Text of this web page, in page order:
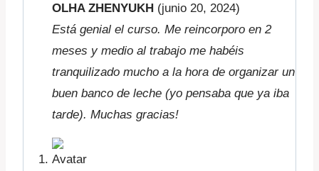
OLHA ZHENYUKH (junio 20, 2024)
Está genial el curso. Me reincorporo en 2
meses y medio al trabajo me habéis
tranquilizado mucho a la hora de organizar un
buen banco de leche (yo pensaba que ya iba
tarde). Muchas gracias!